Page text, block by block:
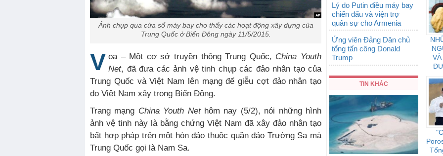
Ảnh chụp qua cửa sổ máy bay cho thấy các hoạt động xây dựng của
Trung Quốc ở Biển Đông ngày 11/5/2015.
V oa – Một cơ sở truyền thông Trung Quốc, China Youth
Net, đã đưa các ảnh vệ tinh chụp các đảo nhân tạo của
Trung Quốc và Việt Nam lên mạng để giễu cợt đảo nhân tạo
do Việt Nam xây trong Biển Đông.
Trang mạng China Youth Nethôm nay (5/2), nói những hình
ảnh vệ tinh này là bằng chứng Việt Nam đã xây đảo nhân tạo
bất hợp pháp trên một hòn đảo thuộc quần đảo Trường Sa mà
Trung Quốc gọi là Nam Sa.
Lý do Putin điều máy bay
chiến đấu và viện trợ
quân sự cho Armenia
Ứng viên Đảng Dân chủ
tổng tấn công Donald
Trump
TIN KHÁC